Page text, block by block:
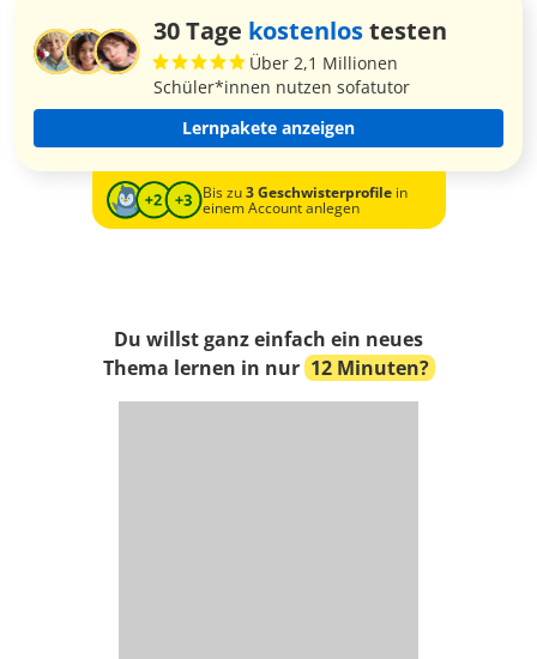
30 Tage kostenlostesten
Über 2,1 Millionen
Schüler*innen nutzen sofatutor
Lernpakete anzeigen
Bis zu3 Geschwisterprofilein
einem Account anlegen
Du willst ganz einfach ein neues
Thema lernen in nur 12 Minuten?